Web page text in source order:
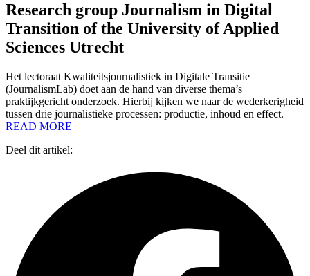
Research group Journalism in Digital
Transition of the University of Applied
Sciences Utrecht
Het lectoraat Kwaliteitsjournalistiek in Digitale Transitie
(JournalismLab) doet aan de hand van diverse thema’s
praktijkgericht onderzoek. Hierbij kijken we naar de wederkerigheid
tussen drie journalistieke processen: productie, inhoud en effect.
READ MORE
Deel dit artikel: